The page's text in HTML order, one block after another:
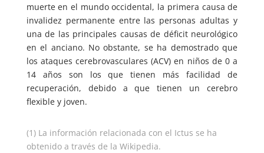
muerte en el mundo occidental, la primera causa de
invalidez permanente entre las personas adultas y
una de las principales causas de déficit neurológico
en el anciano. No obstante, se ha demostrado que
los ataques cerebrovasculares (ACV) en niños de 0 a
14 años son los que tienen más facilidad de
recuperación, debido a que tienen un cerebro
flexible y joven.
(1) La información relacionada con el Ictus se ha
obtenido a través de la Wikipedia.